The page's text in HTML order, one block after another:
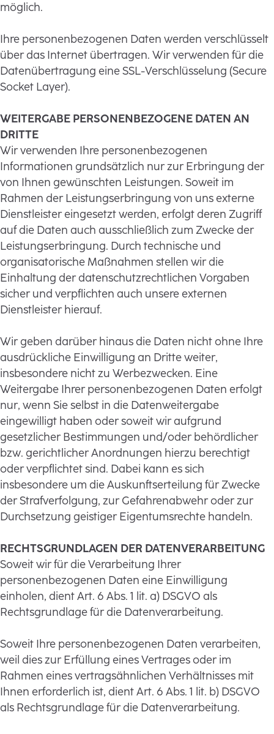
möglich.
Ihre personenbezogenen Daten werden verschlüsselt
über das Internet übertragen. Wir verwenden für die
Datenübertragung eine SSL-Verschlüsselung (Secure
Socket Layer).
WEITERGABE PERSONENBEZOGENE DATEN AN
DRITTE
Wir verwenden Ihre personenbezogenen
Informationen grundsätzlich nur zur Erbringung der
von Ihnen gewünschten Leistungen. Soweit im
Rahmen der Leistungserbringung von uns externe
Dienstleister eingesetzt werden, erfolgt deren Zugriff
auf die Daten auch ausschließlich zum Zwecke der
Leistungserbringung. Durch technische und
organisatorische Maßnahmen stellen wir die
Einhaltung der datenschutzrechtlichen Vorgaben
sicher und verpflichten auch unsere externen
Dienstleister hierauf.
Wir geben darüber hinaus die Daten nicht ohne Ihre
ausdrückliche Einwilligung an Dritte weiter,
insbesondere nicht zu Werbezwecken. Eine
Weitergabe Ihrer personenbezogenen Daten erfolgt
nur, wenn Sie selbst in die Datenweitergabe
eingewilligt haben oder soweit wir aufgrund
gesetzlicher Bestimmungen und/oder behördlicher
bzw. gerichtlicher Anordnungen hierzu berechtigt
oder verpflichtet sind. Dabei kann es sich
insbesondere um die Auskunftserteilung für Zwecke
der Strafverfolgung, zur Gefahrenabwehr oder zur
Durchsetzung geistiger Eigentumsrechte handeln.
RECHTSGRUNDLAGEN DER DATENVERARBEITUNG
Soweit wir für die Verarbeitung Ihrer
personenbezogenen Daten eine Einwilligung
einholen, dient Art. 6 Abs. 1 lit. a) DSGVO als
Rechtsgrundlage für die Datenverarbeitung.
Soweit Ihre personenbezogenen Daten verarbeiten,
weil dies zur Erfüllung eines Vertrages oder im
Rahmen eines vertragsähnlichen Verhältnisses mit
Ihnen erforderlich ist, dient Art. 6 Abs. 1 lit. b) DSGVO
als Rechtsgrundlage für die Datenverarbeitung.